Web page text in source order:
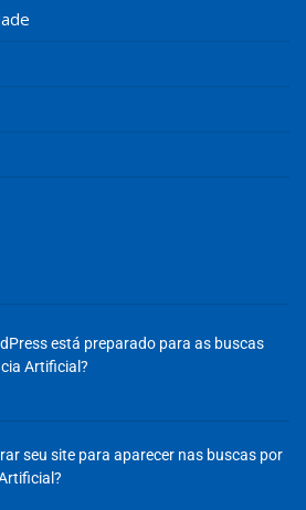
está preparado para as buscas
Artificial?
seu site para aparecer nas buscas por